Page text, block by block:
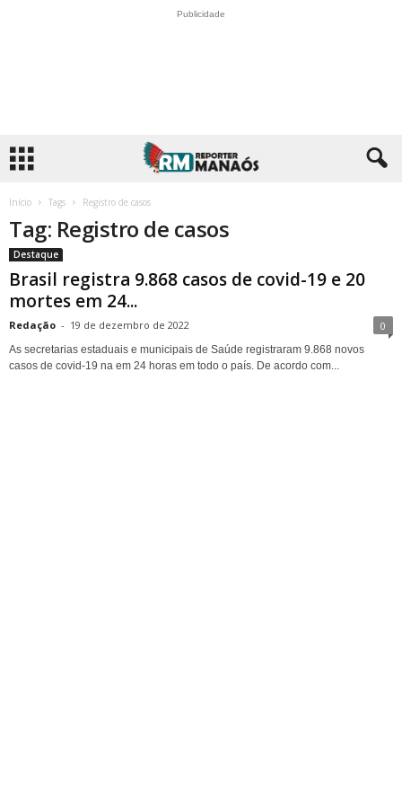
Publicidade
Início Tags Registro de casos
Tag: Registro de casos
Destaque
Brasil registra 9.868 casos de covid-19 e 20
mortes em 24...
Redação - 19 de dezembro de 2022 0
As secretarias estaduais e municipais de Saúde registraram 9.868 novos
casos de covid-19 na em 24 horas em todo o país. De acordo com...